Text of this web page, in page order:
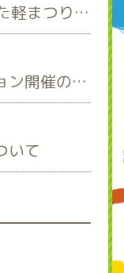
『三河ラジオフェス & とよた軽まつり』ステージスケジュール発表！
パーソナリティオーディション開催のお知らせ
いて